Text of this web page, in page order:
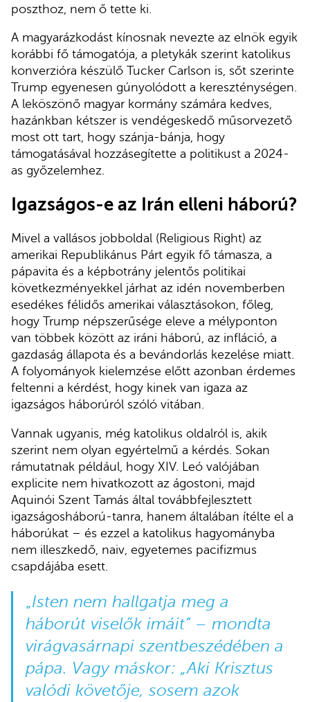
poszthoz, nem ő tette ki.
A magyarázkodást kínosnak nevezte az elnök egyik
korábbi fő támogatója, a pletykák szerint katolikus
konverzióra készülő Tucker Carlson is, sőt szerinte
Trump egyenesen gúnyolódott a kereszténységen.
A leköszönő magyar kormány számára kedves,
hazánkban kétszer is vendégeskedő műsorvezető
most ott tart, hogy szánja-bánja, hogy
támogatásával hozzásegítette a politikust a 2024-
as győzelemhez.
Igazságos-e az Irán elleni háború?
Mivel a vallásos jobboldal (Religious Right) az
amerikai Republikánus Párt egyik fő támasza, a
pápavita és a képbotrány jelentős politikai
következményekkel járhat az idén novemberben
esedékes félidős amerikai választásokon, főleg,
hogy Trump népszerűsége eleve a mélyponton
van többek között az iráni háború, az infláció, a
gazdaság állapota és a bevándorlás kezelése miatt.
A folyományok kielemzése előtt azonban érdemes
feltenni a kérdést, hogy kinek van igaza az
igazságos háborúról szóló vitában.
Vannak ugyanis, még katolikus oldalról is, akik
szerint nem olyan egyértelmű a kérdés. Sokan
rámutatnak például, hogy XIV. Leó valójában
explicite nem hivatkozott az ágostoni, majd
Aquinói Szent Tamás által továbbfejlesztett
igazságosháború-tanra, hanem általában ítélte el a
háborúkat – és ezzel a katolikus hagyományba
nem illeszkedő, naiv, egyetemes pacifizmus
csapdájába esett.
„Isten nem hallgatja meg a
háborút viselők imáit” – mondta
virágvasárnapi szentbeszédében a
pápa. Vagy máskor: „Aki Krisztus
valódi követője, sosem azok